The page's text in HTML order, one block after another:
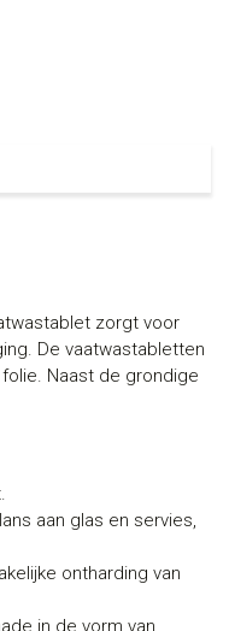
zorgt voor
De vaatwastabletten
Naast de grondige
aan glas en servies,
ontharding van
in de vorm van